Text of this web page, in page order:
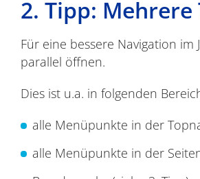
2. Tipp:
Für eine bessere Navigation
parallel öffnen.
Dies ist u.a. in folgenden
alle Menüpunkte in der
alle Menüpunkte in der